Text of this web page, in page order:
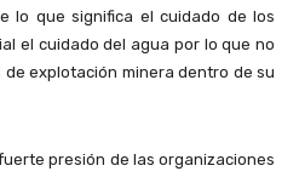
lo que significa el cuidado de los
el cuidado del agua por lo que no
explotación minera dentro de su
presión de las organizaciones